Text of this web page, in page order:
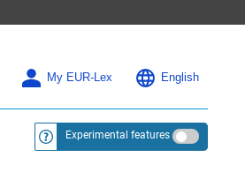
My EUR-Lex English
<a href="https://eur-lex.europa.eu/
Experimental features